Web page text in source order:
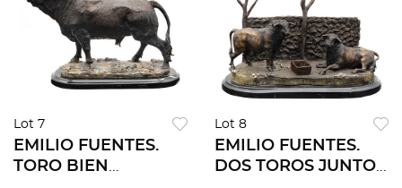
Lot 7
EMILIO FUENTES.
TORO BIEN
Lot 8
EMILIO FUENTES.
DOS TOROS JUNTO